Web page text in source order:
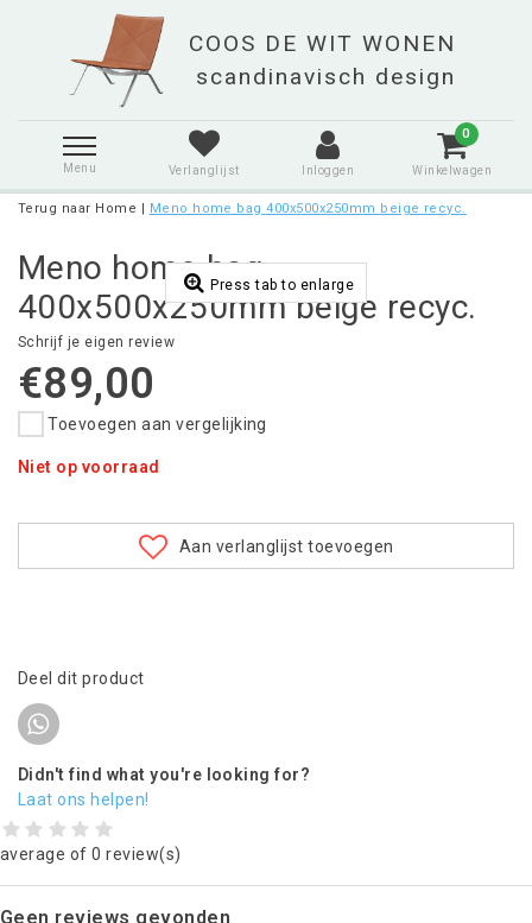
Menu Verlanglijst Inloggen
0
Winkelwagen
Terug naar Home | Meno home bag 400x500x250mm beige recyc.
Meno home bag
400x500x250mm beige recyc.
Schrijf je eigen review
Press tab to enlarge
€89,00
Toevoegen aan vergelijking
Niet op voorraad
Aan verlanglijst toevoegen
Deel dit product
Didn't find what you're looking for?
Laat ons helpen!
average of 0 review(s)
Geen reviews gevonden